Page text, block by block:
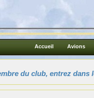
Accueil Avions
du club, entrez dans